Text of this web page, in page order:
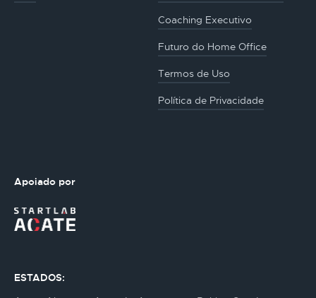
Coaching Executivo
Futuro do Home Office
Termos de Uso
Política de Privacidade
Apoiado por
ESTADOS: